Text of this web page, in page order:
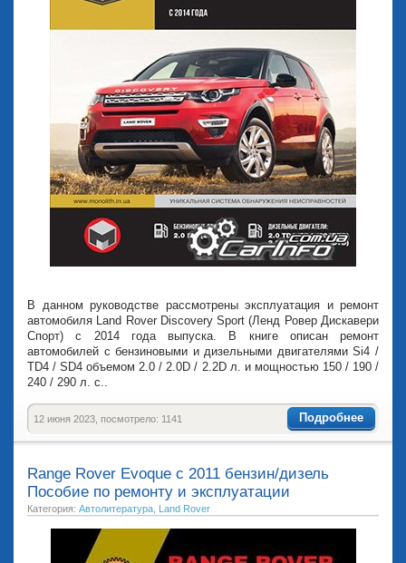
В данном руководстве рассмотрены эксплуатация и ремонт
автомобиля Land Rover Discovery Sport (Ленд Ровер Дискавери
Спорт) с 2014 года выпуска. В книге описан ремонт
автомобилей с бензиновыми и дизельными двигателями Si4 /
TD4 / SD4 объемом 2.0 / 2.0D / 2.2D л. и мощностью 150 / 190 /
240 / 290 л. с..
Подробнее
12 июня 2023, посмотрело: 1141
Range Rover Evoque с 2011 бензин/дизель
Пособие по ремонту и эксплуатации
Категория: Автолитература Land Rover